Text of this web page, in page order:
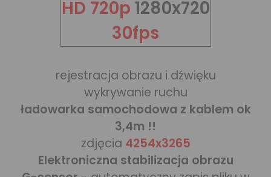
HD 720p 1280x720
30fps
rejestracja obrazu i dźwięku
wykrywanie ruchu
ładowarka samochodowa z kablem ok
3,4m !!
zdjęcia 4254x3265
Elektroniczna stabilizacja obrazu